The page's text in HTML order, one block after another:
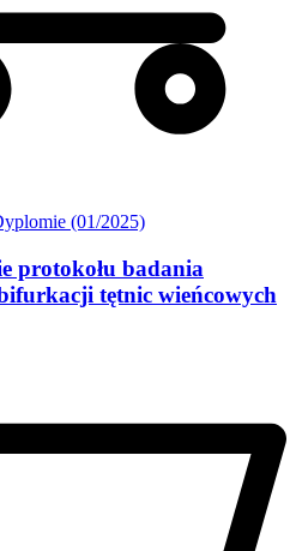
(01/2025)
protokołu badania
tętnic wieńcowych